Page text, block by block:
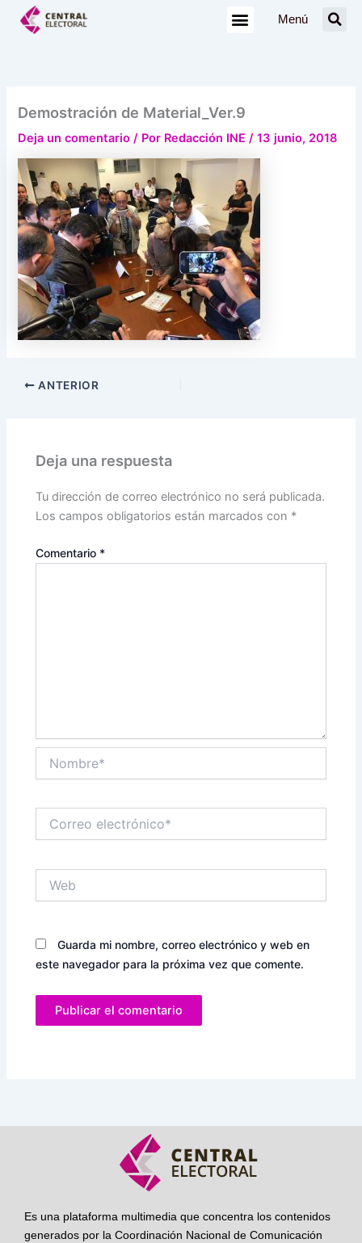
Menú
Demostración de Material_Ver.9
Deja un comentario / Por Redacción INE/13 junio, 2018
ANTERIOR
Deja una respuesta
Tu dirección de correo electrónico no será publicada.
Los campos obligatorios están marcados con *
Comentario *
electrónico*
Guarda mi nombre, correo electrónico y web en
este navegador para la próxima vez que comente.
Es una plataforma multimedia que concentra los contenidos
generados por la Coordinación Nacional de Comunicación